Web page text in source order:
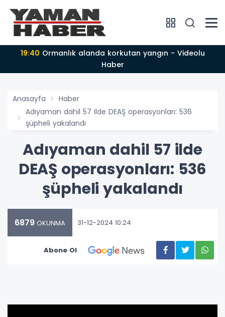
19:40
Haber
Anasayfa
Haber
Adıyaman dahil 57 ilde DEAŞ operasyonları: 536
şüpheli yakalandı
Adıyaman dahil 57 ilde
DEAŞ operasyonları: 536
şüpheli yakalandı
6879 OKUNMA 31-12-2024 10:24
Abone Ol